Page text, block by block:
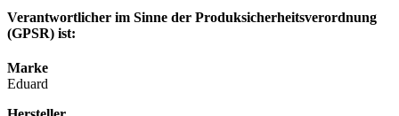
Verantwortlicher im Sinne der Produksicherheitsverordnung
(GPSR) ist:
Marke
Eduard